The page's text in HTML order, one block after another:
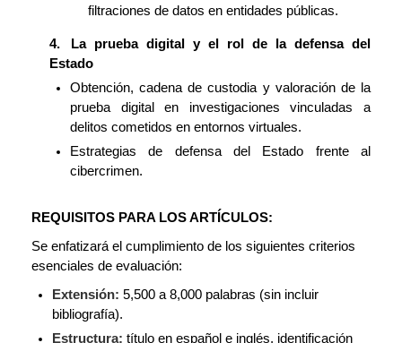
filtraciones de datos en entidades públicas.
La prueba digital y el rol de la defensa del
Estado
Obtención, cadena de custodia y valoración de la
prueba digital en investigaciones vinculadas a
delitos cometidos en entornos virtuales.
Estrategias de defensa del Estado frente al
cibercrimen.
REQUISITOS PARA LOS ARTÍCULOS:
Se enfatizará el cumplimiento de los siguientes criterios
esenciales de evaluación:
Extensión: 5,500 a 8,000 palabras (sin incluir
bibliografía).
Estructura: título en español e inglés, identificación